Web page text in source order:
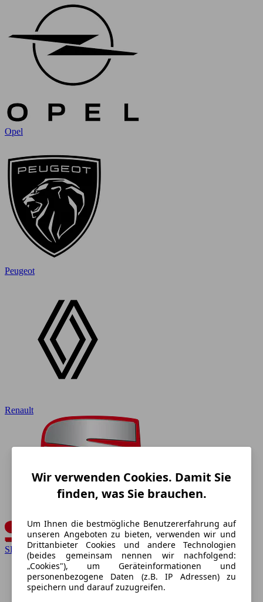
Opel
Peugeot
Renault
SEAT
Wir verwenden Cookies. Damit Sie
finden, was Sie brauchen.
Um Ihnen die bestmögliche Benutzererfahrung auf
unseren Angeboten zu bieten, verwenden wir und
Drittanbieter Cookies und andere Technologien
(beides gemeinsam nennen wir nachfolgend:
„Cookies"), um Geräteinformationen und
personenbezogene Daten (z.B. IP Adressen) zu
speichern und darauf zuzugreifen.